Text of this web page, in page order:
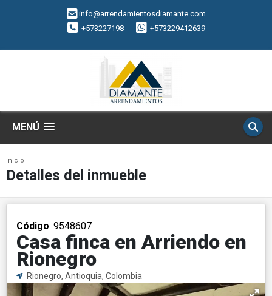
info@arrendamientosdiamante.com
+573227198
+573229412639
MENÚ
Inicio
Detalles del inmueble
Código. 9548607
Casa finca en Arriendo en
Rionegro
Rionegro, Antioquia, Colombia